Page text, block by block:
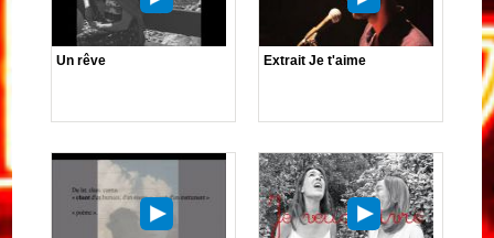
Un rêve Extrait Je t'aime